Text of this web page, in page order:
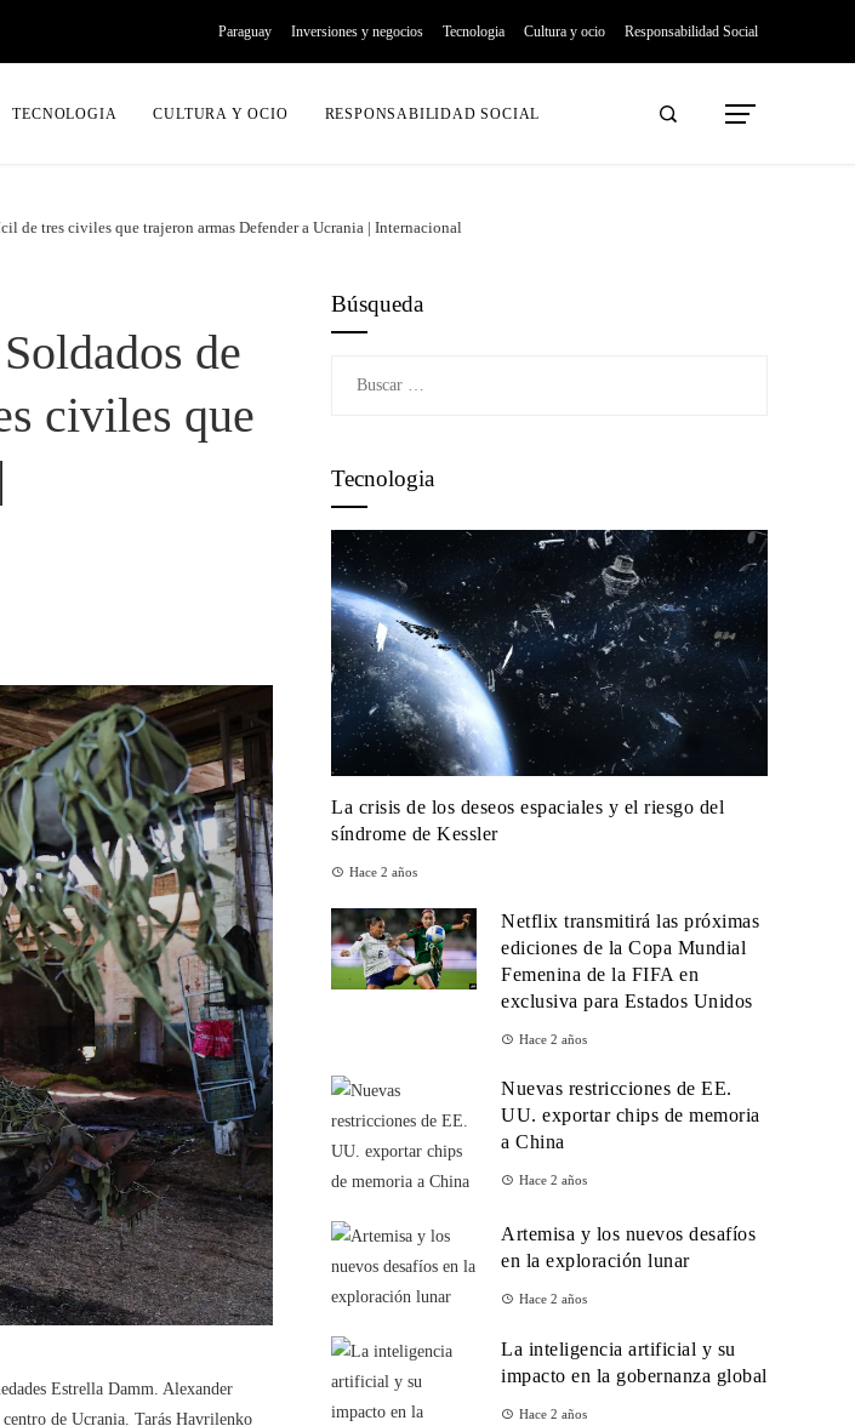
Paraguay Inversiones y negocios Tecnologia Cultura y ocio Responsabilidad Social
TECNOLOGIA CULTURA Y OCIO RESPONSABILIDAD SOCIAL
de tres civiles que trajeron armas Defender a Ucrania | Internacional
de
civiles que
Estrella Damm. Alexander
de Ucrania. Tarás Havrilenko
Búsqueda
Tecnologia
La crisis de los deseos espaciales y el riesgo del
síndrome de Kessler
Hace 2 años
Netflix transmitirá las próximas
ediciones de la Copa Mundial
Femenina de la FIFA en
exclusiva para Estados Unidos
Hace 2 años
Nuevas restricciones de EE.
UU. exportar chips de memoria
a China
Hace 2 años
Artemisa y los nuevos desafíos
en la exploración lunar
Hace 2 años
La inteligencia artificial y su
impacto en la gobernanza global
Hace 2 años